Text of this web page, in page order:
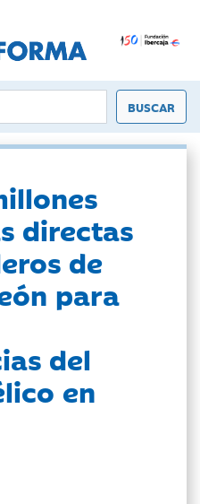
directas
de
para
del
en